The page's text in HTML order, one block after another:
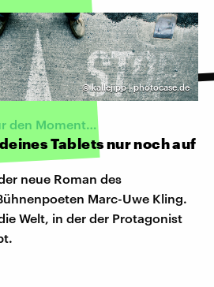
©kallejipp | photocase.de
den Moment…
Tablets nur noch auf
neue Roman des
Marc-Uwe Kling.
Welt, in der der Protagonist